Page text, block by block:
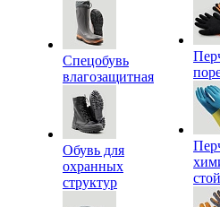
Спецобувь
влагозащитная
Обувь для
охранных
структур